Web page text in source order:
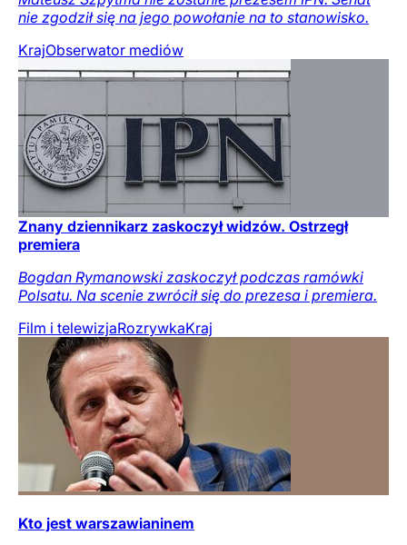
nie zgodził się na jego powołanie na to stanowisko.
KrajObserwator mediów
Znany dziennikarz zaskoczył widzów. Ostrzegł
premiera
Bogdan Rymanowski zaskoczył podczas ramówki
Polsatu. Na scenie zwrócił się do prezesa i premiera.
Film i telewizjaRozrywkaKraj
Kto jest warszawianinem